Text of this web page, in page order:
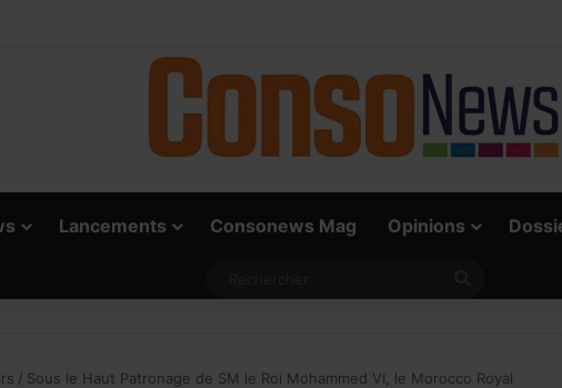
Bellali : Le vrai défi du paiement digital, c’est l’acceptation chez les commerçants
Lancements Consonews Mag Opinions
/ Sous le Haut Patronage de SM le Roi Mohammed VI, le Morocco Royal
Recevoir notre